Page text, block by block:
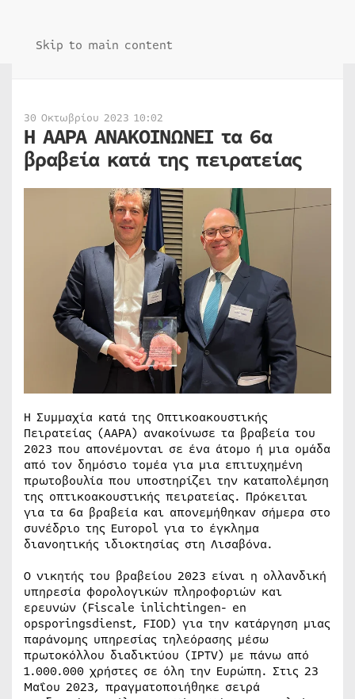
Skip to main content
30 Οκτωβρίου 2023 10:02
Η AAPA ΑΝΑΚΟΙΝΩΝΕΙ τα 6α
βραβεία κατά της πειρατείας
Η Συμμαχία κατά της Οπτικοακουστικής
Πειρατείας (AAPA) ανακοίνωσε τα βραβεία του
2023 που απονέμονται σε ένα άτομο ή μια ομάδα
από τον δημόσιο τομέα για μια επιτυχημένη
πρωτοβουλία που υποστηρίζει την καταπολέμηση
της οπτικοακουστικής πειρατείας. Πρόκειται
για τα 6α βραβεία και απονεμήθηκαν σήμερα στο
συνέδριο της Europol για το έγκλημα
διανοητικής ιδιοκτησίας στη Λισαβόνα.
Ο νικητής του βραβείου 2023 είναι η ολλανδική
υπηρεσία φορολογικών πληροφοριών και
ερευνών (Fiscale inlichtingen- en
opsporingsdienst, FIOD) για την κατάργηση μιας
παράνομης υπηρεσίας τηλεόρασης μέσω
πρωτοκόλλου διαδικτύου (IPTV) με πάνω από
1.000.000 χρήστες σε όλη την Ευρώπη. Στις 23
Μαΐου 2023, πραγματοποιήθηκε σειρά